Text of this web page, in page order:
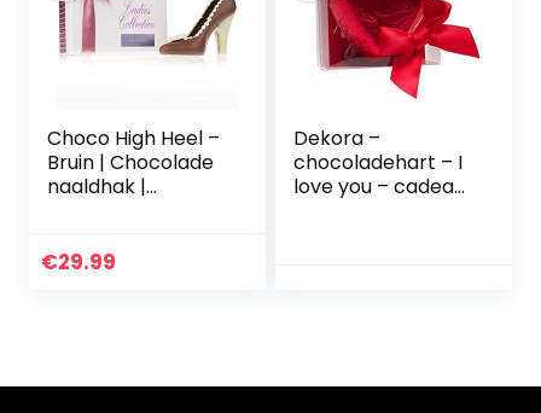
Choco High Heel –
Bruin | Chocolade
naaldhak |
Geschenk
Verjaardag |
€29.99
Dekora –
chocoladehart – I
love you – cadeau